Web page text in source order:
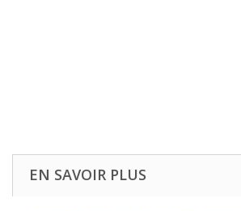
EN SAVOIR PLUS